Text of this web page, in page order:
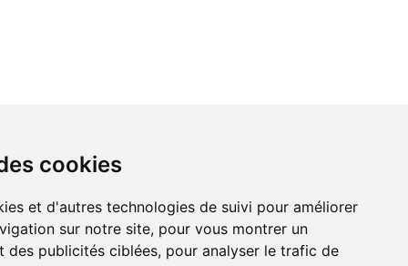
cookies
et d'autres technologies de suivi pour améliorer
sur notre site, pour vous montrer un
des publicités ciblées, pour analyser le trafic de